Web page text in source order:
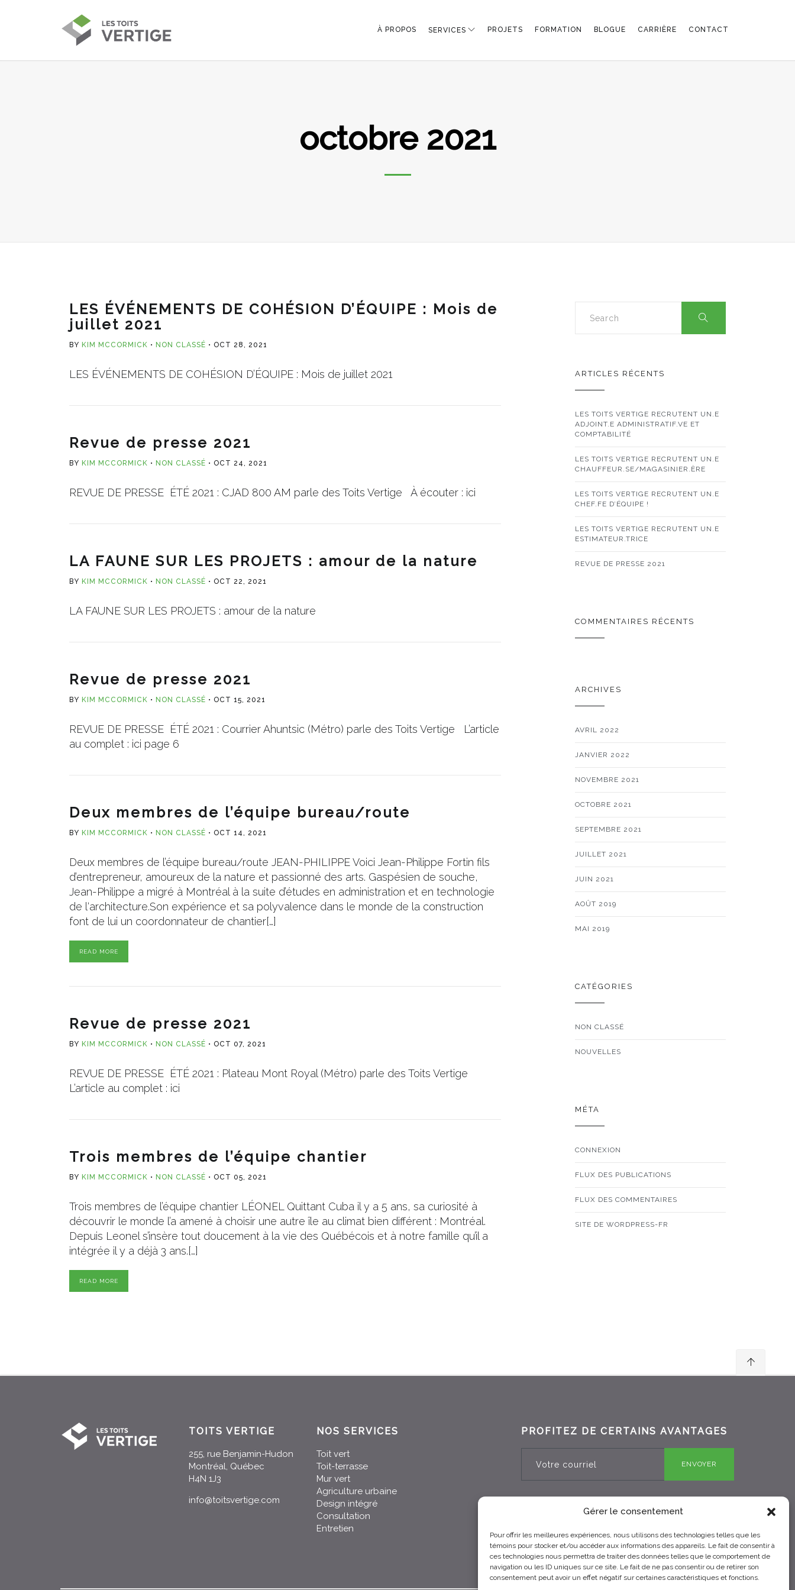
Gérer le consentement
Pour offrir les meilleures expériences, nous utilisons des technologies telles que les
témoins pour stocker et/ou accéder aux informations des appareils. Le fait de consentir à
ces technologies nous permettra de traiter des données telles que le comportement de
navigation ou les ID uniques sur ce site. Le fait de ne pas consentir ou de retirer son
consentement peut avoir un effet négatif sur certaines caractéristiques et fonctions.
À PROPOS SERVICES PROJETS FORMATION BLOGUE CARRIÈRE CONTACT
octobre 2021
LES ÉVÉNEMENTS DE COHÉSION D’ÉQUIPE : Mois de
juillet 2021
BY KIM MCCORMICK NON CLASSÉ OCT 28, 2021
LES ÉVÉNEMENTS DE COHÉSION D’ÉQUIPE : Mois de juillet 2021
Revue de presse 2021
BY KIM MCCORMICK NON CLASSÉ OCT 24, 2021
REVUE DE PRESSE ÉTÉ 2021 : CJAD 800 AM parle des Toits Vertige À écouter : ici
LA FAUNE SUR LES PROJETS : amour de la nature
BY KIM MCCORMICK NON CLASSÉ OCT 22, 2021
LA FAUNE SUR LES PROJETS : amour de la nature
Revue de presse 2021
BY KIM MCCORMICK NON CLASSÉ OCT 15, 2021
REVUE DE PRESSE ÉTÉ 2021 : Courrier Ahuntsic (Métro) parle des Toits Vertige L’article
au complet : ici page 6
Deux membres de l’équipe bureau/route
BY KIM MCCORMICK NON CLASSÉ OCT 14, 2021
Deux membres de l’équipe bureau/route JEAN-PHILIPPE Voici Jean-Philippe Fortin fils
d’entrepreneur, amoureux de la nature et passionné des arts. Gaspésien de souche,
Jean-Philippe a migré à Montréal à la suite d’études en administration et en technologie
de l‘architecture.Son expérience et sa polyvalence dans le monde de la construction
font de lui un coordonnateur de chantier[…]
READ MORE
Revue de presse 2021
BY KIM MCCORMICK NON CLASSÉ OCT 07, 2021
REVUE DE PRESSE ÉTÉ 2021 : Plateau Mont Royal (Métro) parle des Toits Vertige
L’article au complet : ici
Trois membres de l’équipe chantier
BY KIM MCCORMICK NON CLASSÉ OCT 05, 2021
Trois membres de l’équipe chantier LÉONEL Quittant Cuba il y a 5 ans, sa curiosité à
découvrir le monde l’a amené à choisir une autre île au climat bien différent : Montréal.
Depuis Leonel s’insère tout doucement à la vie des Québécois et à notre famille qu’il a
intégrée il y a déjà 3 ans.[…]
READ MORE
ARTICLES RÉCENTS
LES TOITS VERTIGE RECRUTENT UN.E
ADJOINT.E ADMINISTRATIF.VE ET
COMPTABILITÉ
LES TOITS VERTIGE RECRUTENT UN.E
CHAUFFEUR.SE/MAGASINIER.ÈRE
LES TOITS VERTIGE RECRUTENT UN.E
CHEF.FE D’ÉQUIPE !
LES TOITS VERTIGE RECRUTENT UN.E
ESTIMATEUR.TRICE
REVUE DE PRESSE 2021
COMMENTAIRES RÉCENTS
ARCHIVES
AVRIL 2022
JANVIER 2022
NOVEMBRE 2021
OCTOBRE 2021
SEPTEMBRE 2021
JUILLET 2021
JUIN 2021
AOÛT 2019
MAI 2019
CATÉGORIES
NON CLASSÉ
NOUVELLES
MÉTA
CONNEXION
FLUX DES PUBLICATIONS
FLUX DES COMMENTAIRES
SITE DE WORDPRESS-FR
TOITS VERTIGE
255, rue Benjamin-Hudon
Montréal, Québec
H4N 1J3
info@toitsvertige.com
NOS SERVICES
Toit vert
Toit-terrasse
Mur vert
Agriculture urbaine
Design intégré
Consultation
Entretien
PROFITEZ DE CERTAINS AVANTAGES
ENVOYER